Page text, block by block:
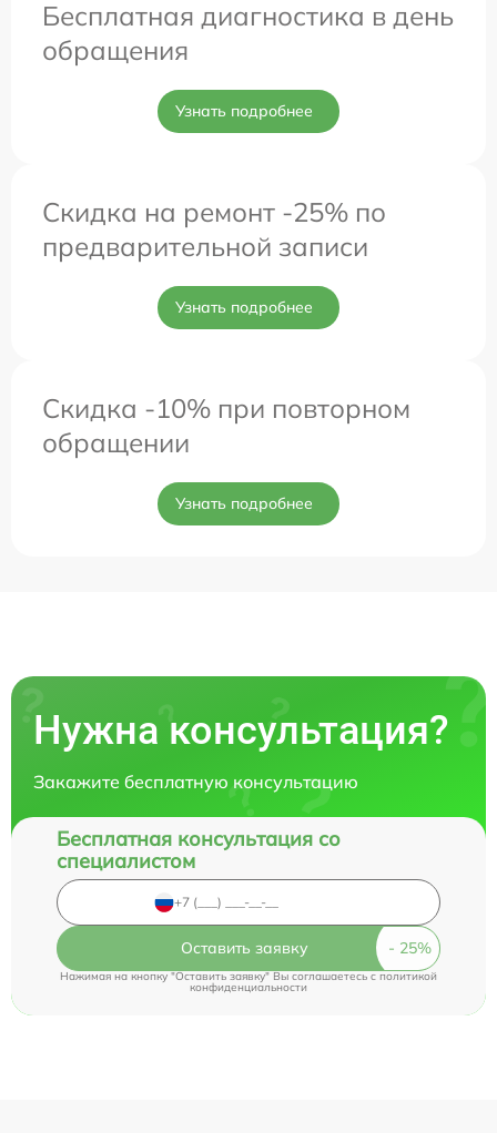
Бесплатная диагностика в день
обращения
Узнать подробнее
Скидка на ремонт -25% по
предварительной записи
Узнать подробнее
Скидка -10% при повторном
обращении
Узнать подробнее
Нужна консультация?
Закажите бесплатную консультацию
Бесплатная консультация со
специалистом
Оставить заявку
Нажимая на кнопку "Оставить заявку" Вы соглашаетесь cполитикой
конфиденциальности